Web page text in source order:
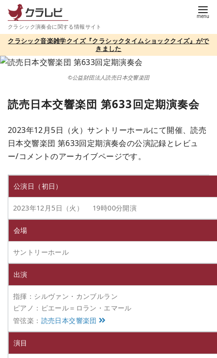
テ
ツ
クラシック演奏会に関する情報サイト
クラシック音楽雑学クイズ『クラシックタイムショッククイズ』がで
きました
©公益財団法人読売日本交響楽団
読売日本交響楽団 第633回定期演奏会
2023年12月5日（火）サントリーホールにて開催、読売
日本交響楽団 第633回定期演奏会の公演記録とレビュ
ー/コメントのアーカイブページです。
公演日（初日）
2023年12月5日（火） 19時00分開演
会場
サントリーホール
出演
指揮：シルヴァン・カンブルラン
ピアノ：ピエール＝ロラン・エマール
管弦楽： 読売日本交響楽団
演目